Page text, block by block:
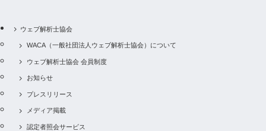
ウェブ解析士協会
WACA（一般社団法人ウェブ解析士協会）について
ウェブ解析士協会 会員制度
お知らせ
プレスリリース
メディア掲載
認定者照会サービス